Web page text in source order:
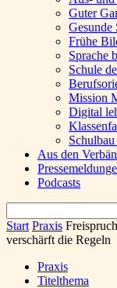
Guter
Gesunde
Frühe
Sprache
Schule
Mission
Digital
Aus den
Podcasts
Start Praxis
verschärft die Regeln
Praxis
Titelthema